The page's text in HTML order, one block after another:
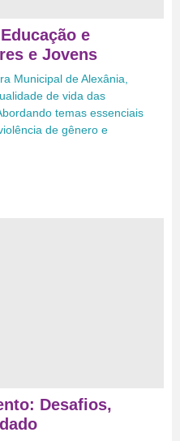
e
e Jovens
Municipal de Alexânia,
de vida das
temas essenciais
de gênero e
Desafios,